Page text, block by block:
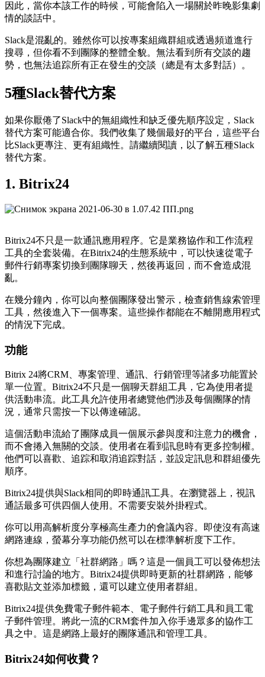
因此，當你本該工作的時候，可能會陷入一場關於昨晚影集劇
情的談話中。
Slack是混亂的。雖然你可以按專案組織群組或透過頻道進行
搜尋，但你看不到團隊的整體全貌。無法看到所有交談的趨
勢，也無法追踪所有正在發生的交談（總是有太多對話）。
5種Slack替代方案
如果你厭倦了Slack中的無組織性和缺乏優先順序設定，Slack
替代方案可能適合你。我們收集了幾個最好的平台，這些平台
比Slack更專注、更有組織性。請繼續閱讀，以了解五種Slack
替代方案。
1. Bitrix24
Bitrix24不只是一款通訊應用程序。它是業務協作和工作流程
工具的全套裝備。在Bitrix24的生態系統中，可以快速從電子
郵件行銷專案切換到團隊聊天，然後再返回，而不會造成混
亂。
在幾分鐘內，你可以向整個團隊發出警示，檢查銷售線索管理
工具，然後進入下一個專案。這些操作都能在不離開應用程式
的情況下完成。
功能
Bitrix 24將CRM、專案管理、通訊、行銷管理等諸多功能置於
單一位置。Bitrix24不只是一個聊天群組工具，它為使用者提
供活動串流。此工具允許使用者總覽他們涉及每個團隊的情
況，通常只需按一下以傳達確認。
這個活動串流給了團隊成員一個展示參與度和注意力的機會，
而不會捲入無關的交談。使用者在看到訊息時有更多控制權。
他們可以喜歡、追踪和取消追踪對話，並設定訊息和群組優先
順序。
Bitrix24提供與Slack相同的即時通訊工具。在瀏覽器上，視訊
通話最多可供四個人使用。不需要安裝外掛程式。
你可以用高解析度分享極高生產力的會議內容。即使沒有高速
網路連線，螢幕分享功能仍然可以在標準解析度下工作。
你想為團隊建立「社群網路」嗎？這是一個員工可以發佈想法
和進行討論的地方。Bitrix24提供即時更新的社群網路，能够
喜歡貼文並添加標籤，還可以建立使用者群組。
Bitrix24提供免費電子郵件範本、電子郵件行銷工具和員工電
子郵件管理。將此一流的CRM套件加入你手邊眾多的協作工
具之中。這是網路上最好的團隊通訊和管理工具。
Bitrix24如何收費？